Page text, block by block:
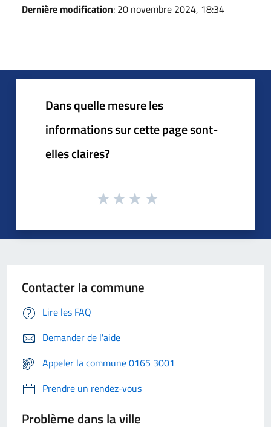
Dernière modification: 20 novembre 2024, 18:34
Dans quelle mesure les
informations sur cette page sont-
elles claires?
Contacter la commune
Lire les FAQ
Demander de l'aide
Appeler la commune 0165 3001
Prendre un rendez-vous
Problème dans la ville